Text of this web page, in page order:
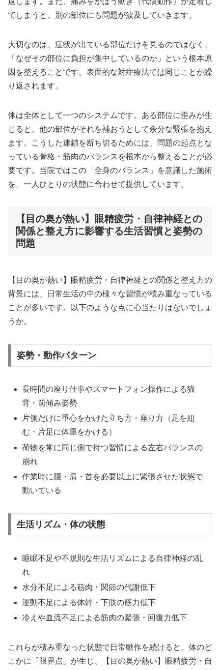
てしまうと、別の部位にも問題が波及していきます。
大切なのは、症状が出ている部位だけを見るのではなく、
「なぜその部位に負担が集中しているのか」という根本原
因を整えることです。表面的な対症療法では同じことが繰
り返されます。
体は全体として一つのシステムです。ある部位に歪みが生
じると、他の部位がそれを補おうとして余分な緊張を抱え
ます。こうした連鎖を断ち切るためには、問題の起点とな
っている骨格・筋肉のバランスを根本から整えることが必
要です。当院ではこの「全身のバランス」を意識した施術
を、一人ひとりの状態に合わせて提供しています。
【目の奥が熱い】眼精疲労・自律神経との
関係と整え方に影響する生活習慣と姿勢の
問題
【目の奥が熱い】眼精疲労・自律神経との関係と整え方の
背景には、日常生活の中の様々な習慣が積み重なっている
ことが多いです。以下のような点に心当たりはないでしょ
うか。
姿勢・動作パターン
長時間の座り仕事やスマートフォン操作による猫
背・前傾み姿勢
片側だけに重心をかけた立ち方・座り方（足を組
む・片足に体重をかける）
荷物を常に同じ側で持つ習慣による左右バランスの
崩れ
作業時に腰・肩・首を必要以上に緊張させた状態で
動いている
生活リズム・体の状態
睡眠不足や不規則な生活リズムによる自律神経の乱
れ
水分不足による筋肉・関節の代謝低下
運動不足による体幹・下肢の筋力低下
冷えや血流不足による筋肉の緊張・回復力低下
これらが積み重なった状態で日常動作を続けると、体のど
こかに「限界点」が生じ、【目の奥が熱い】眼精疲労・自